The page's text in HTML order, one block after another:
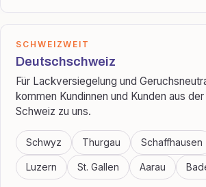
SCHWEIZWEIT
Deutschschweiz
Für Lackversiegelung und
kommen Kundinnen und Kunden aus
Schweiz zu uns.
Schwyz Thurgau Schaffhausen
Luzern St. Gallen Aarau